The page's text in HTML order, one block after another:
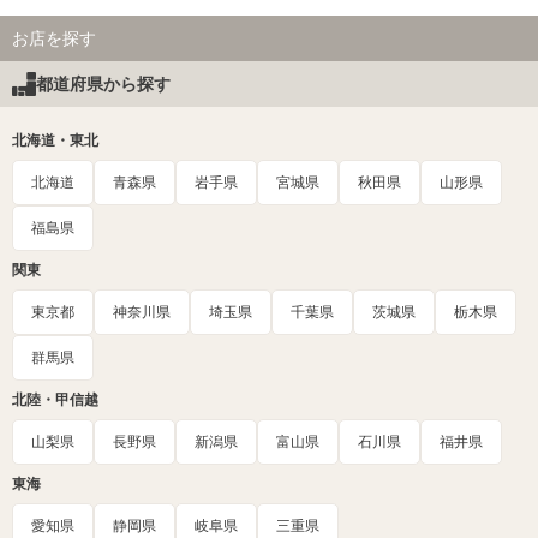
お店を探す
都道府県から探す
北海道・東北
北海道 青森県 岩手県 宮城県 秋田県 山形県
福島県
関東
東京都 神奈川県 埼玉県 千葉県 茨城県 栃木県
群馬県
北陸・甲信越
山梨県 長野県 新潟県 富山県 石川県 福井県
東海
愛知県 静岡県 岐阜県 三重県